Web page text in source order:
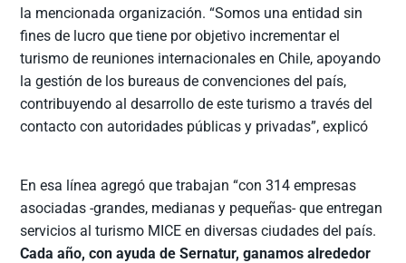
la mencionada organización. “Somos una entidad sin
fines de lucro que tiene por objetivo incrementar el
turismo de reuniones internacionales en Chile, apoyando
la gestión de los bureaus de convenciones del país,
contribuyendo al desarrollo de este turismo a través del
contacto con autoridades públicas y privadas”, explicó
En esa línea agregó que trabajan “con 314 empresas
asociadas -grandes, medianas y pequeñas- que entregan
servicios al turismo MICE en diversas ciudades del país.
Cada año, con ayuda de Sernatur, ganamos alrededor